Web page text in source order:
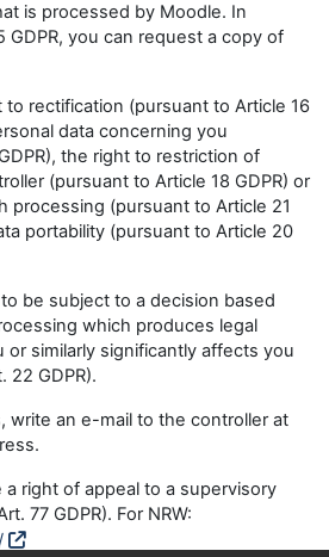
is processed by Moodle. In
GDPR, you can request a copy of
to rectification (pursuant to Article 16
data concerning you
the right to restriction of
(pursuant to Article 18 GDPR) or
processing (pursuant to Article 21
portability (pursuant to Article 20
be subject to a decision based
which produces legal
similarly significantly affects you
22 GDPR).
write an e-mail to the controller at
right of appeal to a supervisory
77 GDPR). For NRW: